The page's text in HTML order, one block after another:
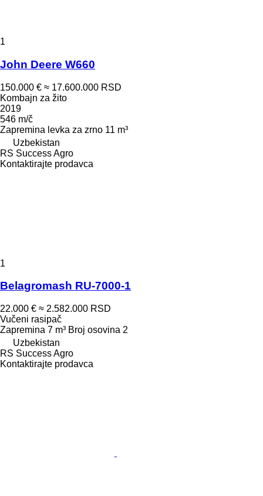
1
John Deere W660
150.000 € ≈ 17.600.000 RSD
Kombajn za žito
2019
546 m/č
Zapremina levka za zrno 11 m³
Uzbekistan
RS Success Agro
Kontaktirajte prodavca
1
Belagromash RU-7000-1
22.000 € ≈ 2.582.000 RSD
Vučeni rasipač
Zapremina 7 m³ Broj osovina 2
Uzbekistan
RS Success Agro
Kontaktirajte prodavca